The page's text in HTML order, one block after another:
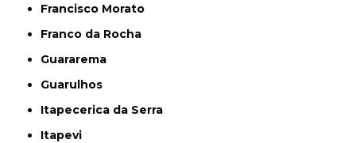
Francisco Morato
Franco da Rocha
Guararema
Guarulhos
Itapecerica da Serra
Itapevi